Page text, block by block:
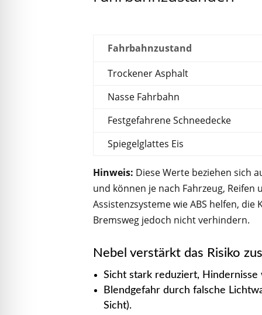
Fahrbahnzustand
Trockener Asphalt
Nasse Fahrbahn
Festgefahrene Schneedecke
Spiegelglattes Eis
Hinweis: Diese Werte beziehen sich
und können je nach Fahrzeug,
Assistenzsysteme wie ABS helfen,
Bremsweg jedoch nicht verhindern.
Nebel verstärkt das Risiko
Sicht stark reduziert,
Blendgefahr durch falsche
Sicht).